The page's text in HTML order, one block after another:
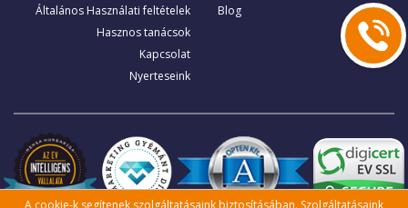
Általános Használati feltételek
Hasznos tanácsok
Kapcsolat
Nyerteseink
Blog
A cookie-k segítenek szolgáltatásaink biztosításában. Szolgáltatásaink